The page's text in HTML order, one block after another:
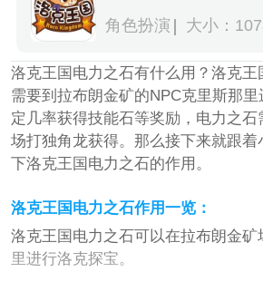
角色扮演 大小：
洛克王国电力之石有什么用？洛克
需要到拉布朗金矿的NPC克里斯那
定几率获得技能石等奖励，电力之
场打独角龙获得。那么接下来就跟着
下洛克王国电力之石的作用。
洛克王国电力之石作用一览：
洛克王国电力之石可以在拉布朗金矿
里进行洛克探宝。